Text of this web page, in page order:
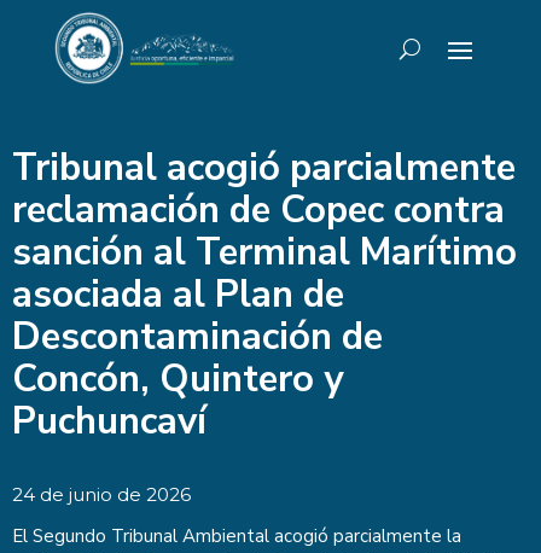
Tribunal acogió parcialmente
reclamación de Copec contra
sanción al Terminal Marítimo
asociada al Plan de
Descontaminación de
Concón, Quintero y
Puchuncaví
24 de junio de 2026
El Segundo Tribunal Ambiental acogió parcialmente la